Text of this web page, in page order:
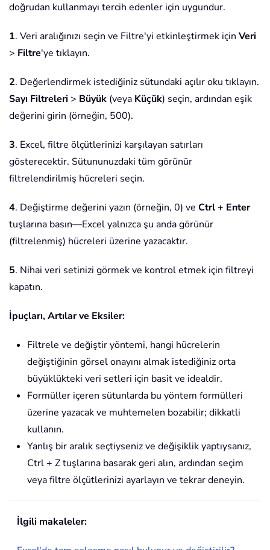
doğrudan kullanmayı tercih edenler için uygundur.
1. Veri aralığınızı seçin ve Filtre'yi etkinleştirmek için Veri
> Filtre'ye tıklayın.
2. Değerlendirmek istediğiniz sütundaki açılır oku tıklayın.
Sayı Filtreleri > Büyük (veya Küçük) seçin, ardından eşik
değerini girin (örneğin, 500).
3. Excel, filtre ölçütlerinizi karşılayan satırları
gösterecektir. Sütununuzdaki tüm görünür
filtrelendirilmiş hücreleri seçin.
4. Değiştirme değerini yazın (örneğin, 0) ve Ctrl + Enter
tuşlarına basın—Excel yalnızca şu anda görünür
(filtrelenmiş) hücreleri üzerine yazacaktır.
5. Nihai veri setinizi görmek ve kontrol etmek için filtreyi
kapatın.
İpuçları, Artılar ve Eksiler:
Filtrele ve değiştir yöntemi, hangi hücrelerin
değiştiğinin görsel onayını almak istediğiniz orta
büyüklükteki veri setleri için basit ve idealdir.
Formüller içeren sütunlarda bu yöntem formülleri
üzerine yazacak ve muhtemelen bozabilir; dikkatli
kullanın.
Yanlış bir aralık seçtiyseniz ve değişiklik yaptıysanız,
Ctrl + Z tuşlarına basarak geri alın, ardından seçim
veya filtre ölçütlerinizi ayarlayın ve tekrar deneyin.
İlgili makaleler: